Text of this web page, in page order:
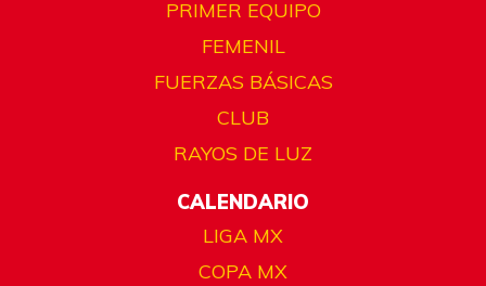
PRIMER EQUIPO
FEMENIL
FUERZAS BÁSICAS
CLUB
RAYOS DE LUZ
CALENDARIO
LIGA MX
COPA MX